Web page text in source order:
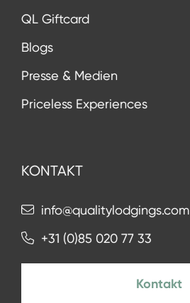
QL Giftcard
Blogs
Presse & Medien
Priceless Experiences
KONTAKT
info@qualitylodgings.com
+31 (0)85 020 77 33
Kontakt